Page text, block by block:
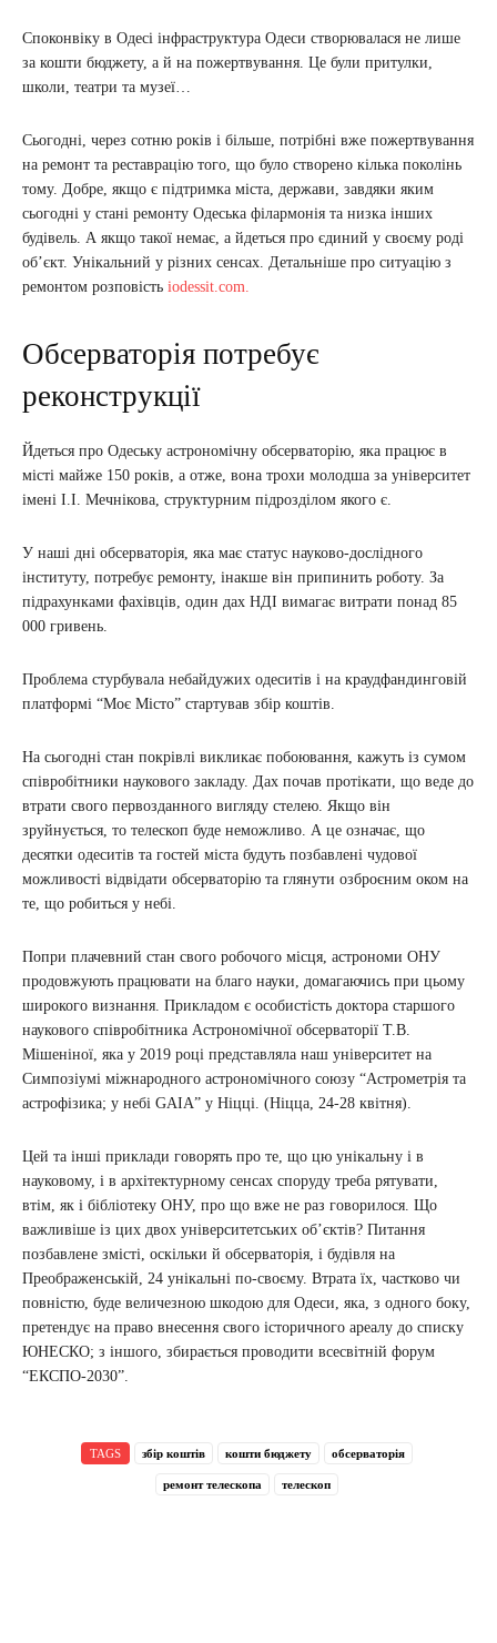
Споконвіку в Одесі інфраструктура Одеси створювалася не лише
за кошти бюджету, а й на пожертвування. Це були притулки,
школи, театри та музеї…
Сьогодні, через сотню років і більше, потрібні вже пожертвування
на ремонт та реставрацію того, що було створено кілька поколінь
тому. Добре, якщо є підтримка міста, держави, завдяки яким
сьогодні у стані ремонту Одеська філармонія та низка інших
будівель. А якщо такої немає, а йдеться про єдиний у своєму роді
об’єкт. Унікальний у різних сенсах. Детальніше про ситуацію з
ремонтом розповість iodessit.com.
Обсерваторія потребує
реконструкції
Йдеться про Одеську астрономічну обсерваторію, яка працює в
місті майже 150 років, а отже, вона трохи молодша за університет
імені І.І. Мечнікова, структурним підрозділом якого є.
У наші дні обсерваторія, яка має статус науково-дослідного
інституту, потребує ремонту, інакше він припинить роботу. За
підрахунками фахівців, один дах НДІ вимагає витрати понад 85
000 гривень.
Проблема стурбувала небайдужих одеситів і на краудфандинговій
платформі “Моє Місто” стартував збір коштів.
На сьогодні стан покрівлі викликає побоювання, кажуть із сумом
співробітники наукового закладу. Дах почав протікати, що веде до
втрати свого первозданного вигляду стелею. Якщо він
зруйнується, то телескоп буде неможливо. А це означає, що
десятки одеситів та гостей міста будуть позбавлені чудової
можливості відвідати обсерваторію та глянути озброєним оком на
те, що робиться у небі.
Попри плачевний стан свого робочого місця, астрономи ОНУ
продовжують працювати на благо науки, домагаючись при цьому
широкого визнання. Прикладом є особистість доктора старшого
наукового співробітника Астрономічної обсерваторії Т.В.
Мішеніної, яка у 2019 році представляла наш університет на
Симпозіумі міжнародного астрономічного союзу “Астрометрія та
астрофізика; у небі GAIA” у Ніцці. (Ніцца, 24-28 квітня).
Цей та інші приклади говорять про те, що цю унікальну і в
науковому, і в архітектурному сенсах споруду треба рятувати,
втім, як і бібліотеку ОНУ, про що вже не раз говорилося. Що
важливіше із цих двох університетських об’єктів? Питання
позбавлене змісті, оскільки й обсерваторія, і будівля на
Преображенській, 24 унікальні по-своєму. Втрата їх, частково чи
повністю, буде величезною шкодою для Одеси, яка, з одного боку,
претендує на право внесення свого історичного ареалу до списку
ЮНЕСКО; з іншого, збирається проводити всесвітній форум
“ЕКСПО-2030”.
TAGS збір коштів кошти бюджету обсерваторія
ремонт телескопа телескоп